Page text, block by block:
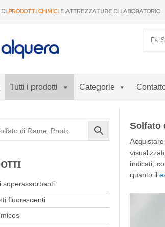
PRODOTTI CHIMICI E ATTREZZATURE DI LABORATORIO
Tutti i prodotti Categorie
superassorbenti
fluorescenti
Solfato
indicati,
quanto il